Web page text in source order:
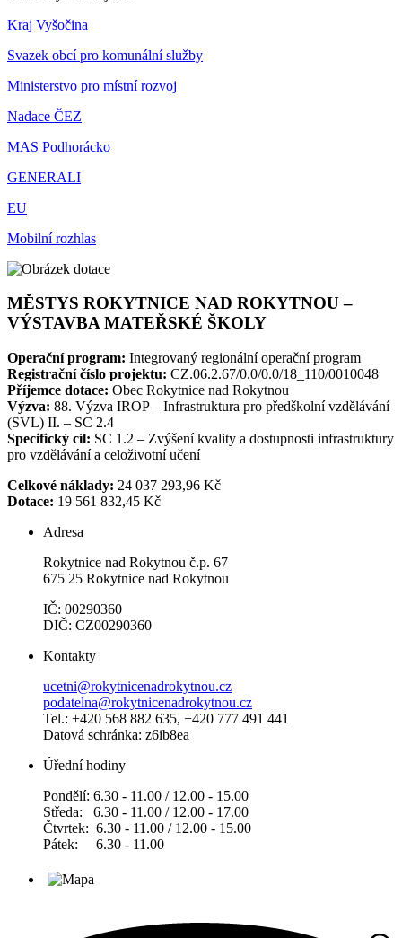
Kraj Vyšočina
Svazek obcí pro komunální služby
Ministerstvo pro místní rozvoj
Nadace ČEZ
MAS Podhorácko
GENERALI
EU
Mobilní rozhlas
MĚSTYS ROKYTNICE NAD ROKYTNOU –
VÝSTAVBA MATEŘSKÉ ŠKOLY
Operační program: Integrovaný regionální operační program
Registrační číslo projektu: CZ.06.2.67/0.0/0.0/18_110/0010048
Příjemce dotace: Obec Rokytnice nad Rokytnou
Výzva: 88. Výzva IROP – Infrastruktura pro předškolní vzdělávání
(SVL) II. – SC 2.4
Specifický cíl: SC 1.2 – Zvýšení kvality a dostupnosti infrastruktury
pro vzdělávání a celoživotní učení
Celkové náklady: 24 037 293,96 Kč
Dotace: 19 561 832,45 Kč
Adresa
Rokytnice nad Rokytnou č.p. 67
675 25 Rokytnice nad Rokytnou
IČ: 00290360
DIČ: CZ00290360
Kontakty
ucetni@rokytnicenadrokytnou.cz
podatelna@rokytnicenadrokytnou.cz
Tel.: +420 568 882 635, +420 777 491 441
Datová schránka: z6ib8ea
Úřední hodiny
Pondělí: 6.30 - 11.00 / 12.00 - 15.00
Středa: 6.30 - 11.00 / 12.00 - 17.00
Čtvrtek: 6.30 - 11.00 / 12.00 - 15.00
Pátek: 6.30 - 11.00